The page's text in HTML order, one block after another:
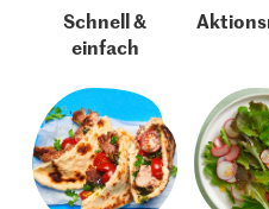
Schnell &
einfach